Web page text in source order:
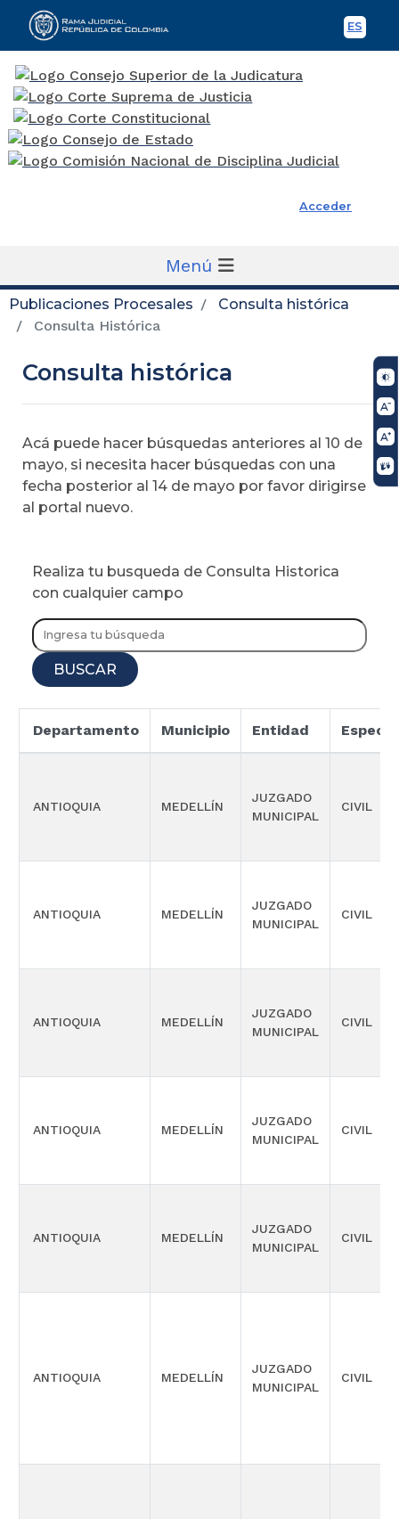
ES
Rama Judicial
Acceder
Menú
Publicaciones Procesales
Consulta histórica
Consulta Histórica
Consulta histórica
Acá puede hacer búsquedas anteriores al 10 de
mayo, si necesita hacer búsquedas con una
fecha posterior al 14 de mayo por favor dirigirse
al portal nuevo.
Realiza tu busqueda de Consulta Historica
con cualquier campo
BUSCAR
Departamento Municipio Entidad
ANTIOQUIA MEDELLÍN
JUZGADO
MUNICIPAL
CIVIL
ANTIOQUIA MEDELLÍN
JUZGADO
MUNICIPAL
CIVIL
ANTIOQUIA MEDELLÍN
JUZGADO
MUNICIPAL
CIVIL
ANTIOQUIA MEDELLÍN
JUZGADO
MUNICIPAL
CIVIL
ANTIOQUIA MEDELLÍN
JUZGADO
MUNICIPAL
CIVIL
ANTIOQUIA MEDELLÍN
JUZGADO
MUNICIPAL
CIVIL